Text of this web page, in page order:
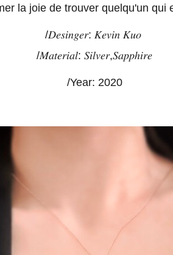
la joie de trouver quelqu'un qui
/𝐷𝑒𝑠𝑖𝑛𝑔𝑒𝑟: 𝐾𝑒𝑣𝑖𝑛 𝐾𝑢𝑜
/𝑀𝑎𝑡𝑒𝑟𝑖𝑎𝑙: 𝑆𝑖𝑙𝑣𝑒𝑟,𝑆𝑎𝑝𝑝ℎ𝑖𝑟𝑒
/Year: 2020